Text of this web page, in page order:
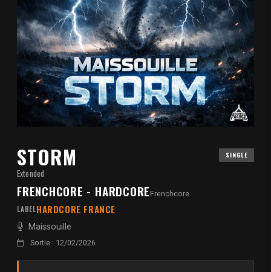
STORM
Extended
SINGLE
FRENCHCORE - HARDCORE Frenchcore
LABELHARDCORE FRANCE
Maissouille
Sortie : 12/02/2026